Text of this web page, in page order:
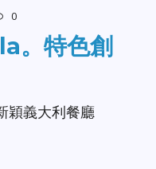
0
。特色創
穎義大利餐廳